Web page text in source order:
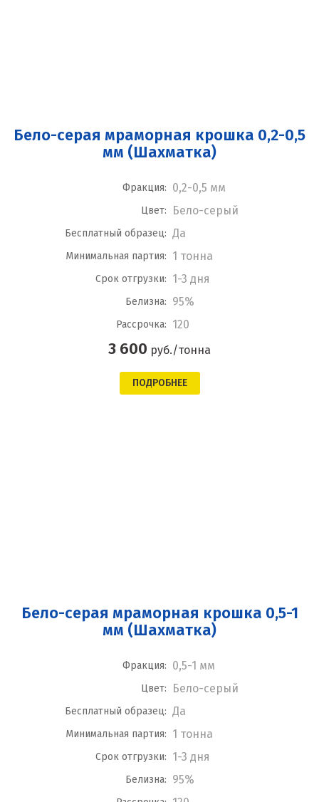
Бело-серая мраморная крошка 0,2-0,5
мм (Шахматка)
Фракция: 0,2-0,5 мм
Цвет: Бело-серый
Бесплатный образец: Да
Минимальная партия: 1 тонна
Срок отгрузки: 1-3 дня
Белизна: 95%
Рассрочка: 120
3 600 руб./тонна
ПОДРОБНЕЕ
Бело-серая мраморная крошка 0,5-1
мм (Шахматка)
Фракция: 0,5-1 мм
Цвет: Бело-серый
Бесплатный образец: Да
Минимальная партия: 1 тонна
Срок отгрузки: 1-3 дня
Белизна: 95%